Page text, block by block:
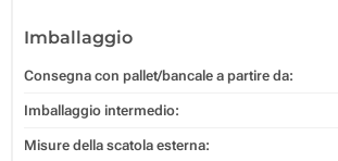
Imballaggio
Consegna con pallet/bancale a partire da:
Imballaggio intermedio:
Misure della scatola esterna: